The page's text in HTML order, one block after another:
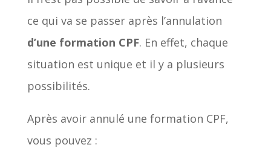
ce qui va se passer après l’annulation
d’une formation CPF. En effet, chaque
situation est unique et il y a plusieurs
possibilités.
Après avoir annulé une formation CPF,
vous pouvez :